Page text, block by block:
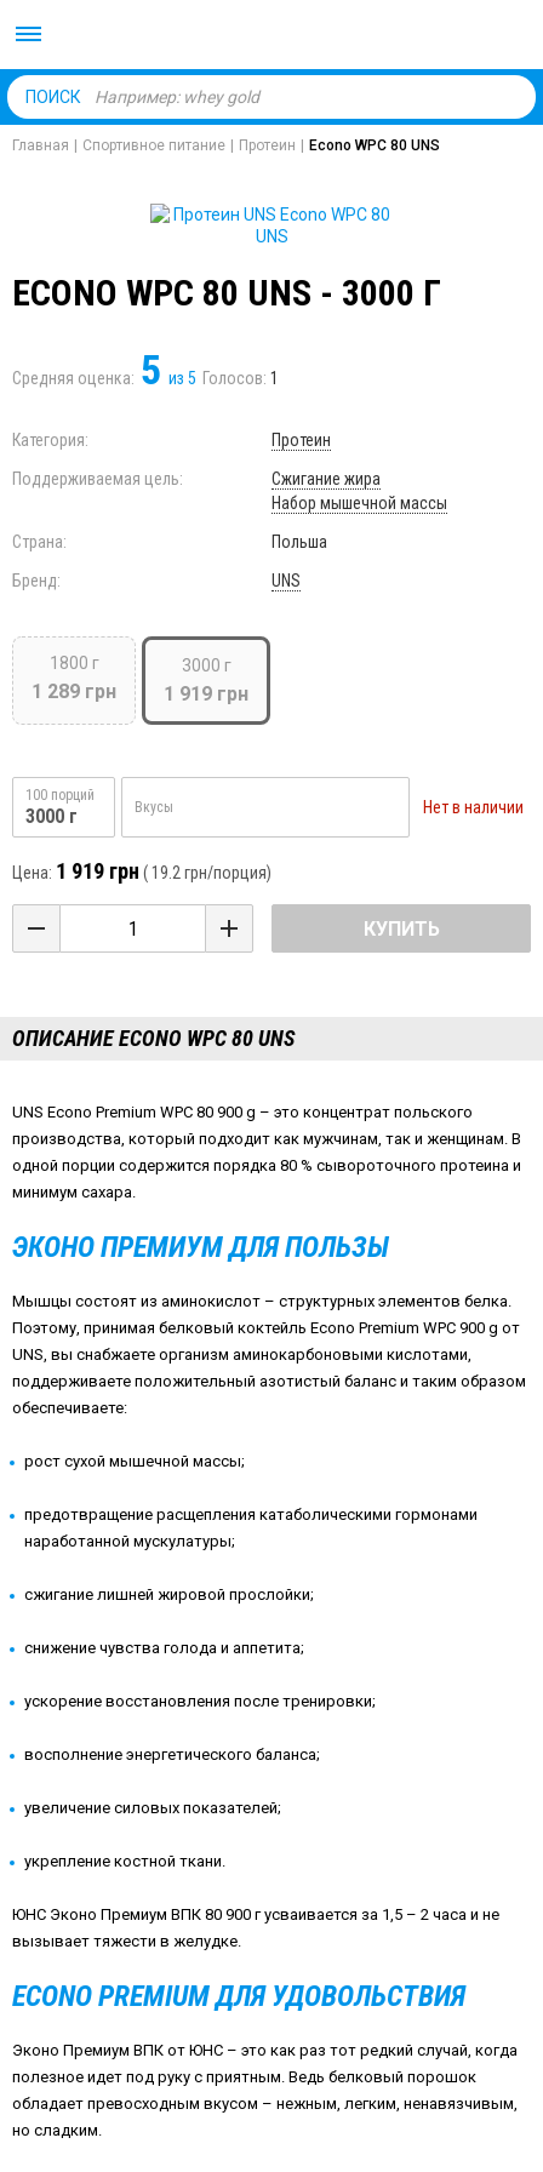
ПОИСК
Главная Спортивное питание Протеин Econo WPC 80 UNS
ECONO WPC 80 UNS - 3000 Г
Средняя оценка: 5 из 5 Голосов: 1
Категория:
Протеин
Поддерживаемая цель:
Сжигание жира
Набор мышечной массы
Страна:
Польша
Бренд:
UNS
1800 г
1 289 грн
3000 г
1 919 грн
100 порций
3000 г Вкусы Нет в наличии
Цена: 1 919 грн ( 19.2 грн/порция)
КУПИТЬ
ОПИСАНИЕ ECONO WPC 80 UNS
UNS Econo Premium WPC 80 900 g – это концентрат польского
производства, который подходит как мужчинам, так и женщинам. В
одной порции содержится порядка 80 % сывороточного протеина и
минимум сахара.
ЭКОНО ПРЕМИУМ ДЛЯ ПОЛЬЗЫ
Мышцы состоят из аминокислот – структурных элементов белка.
Поэтому, принимая белковый коктейль Econo Premium WPC 900 g от
UNS, вы снабжаете организм аминокарбоновыми кислотами,
поддерживаете положительный азотистый баланс и таким образом
обеспечиваете:
рост сухой мышечной массы;
предотвращение расщепления катаболическими гормонами
наработанной мускулатуры;
сжигание лишней жировой прослойки;
снижение чувства голода и аппетита;
ускорение восстановления после тренировки;
восполнение энергетического баланса;
увеличение силовых показателей;
укрепление костной ткани.
ЮНС Эконо Премиум ВПК 80 900 г усваивается за 1,5 – 2 часа и не
вызывает тяжести в желудке.
ECONOPREMIUMДЛЯ УДОВОЛЬСТВИЯ
Эконо Премиум ВПК от ЮНС – это как раз тот редкий случай, когда
полезное идет под руку с приятным. Ведь белковый порошок
обладает превосходным вкусом – нежным, легким, ненавязчивым,
но сладким.